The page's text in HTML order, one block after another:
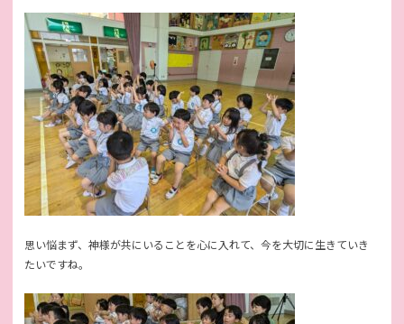
思い悩まず、神様が共にいることを心に入れて、今を大切に生きていき
たいですね。